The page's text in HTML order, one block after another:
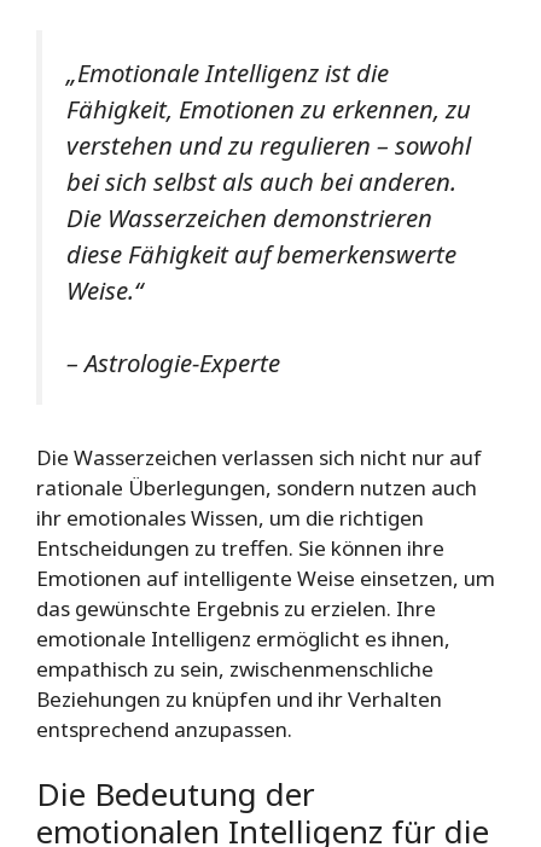
„Emotionale Intelligenz ist die
Fähigkeit, Emotionen zu erkennen, zu
verstehen und zu regulieren – sowohl
bei sich selbst als auch bei anderen.
Die Wasserzeichen demonstrieren
diese Fähigkeit auf bemerkenswerte
Weise.“
– Astrologie-Experte
Die Wasserzeichen verlassen sich nicht nur auf
rationale Überlegungen, sondern nutzen auch
ihr emotionales Wissen, um die richtigen
Entscheidungen zu treffen. Sie können ihre
Emotionen auf intelligente Weise einsetzen, um
das gewünschte Ergebnis zu erzielen. Ihre
emotionale Intelligenz ermöglicht es ihnen,
empathisch zu sein, zwischenmenschliche
Beziehungen zu knüpfen und ihr Verhalten
entsprechend anzupassen.
Die Bedeutung der
emotionalen Intelligenz für die